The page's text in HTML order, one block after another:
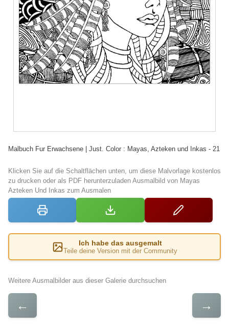
Malbuch Fur Erwachsene | Just. Color : Mayas, Azteken und Inkas - 21
Klicken Sie auf die Schaltflächen unten, um diese Malvorlage kostenlos
zu drucken oder als PDF herunterzuladen Ausmalbild von Mayas
Azteken Und Inkas zum Ausmalen
Ich habe das ausgemalt
Teile deine Version mit der Community
Weitere Ausmalbilder aus dieser Galerie durchsuchen
← →